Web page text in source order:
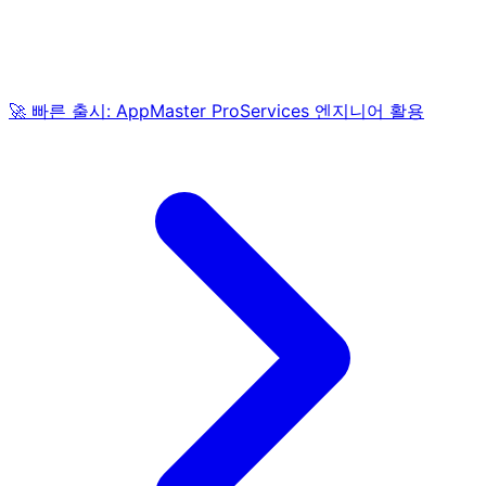
🚀 빠른 출시: AppMaster ProServices 엔지니어 활용